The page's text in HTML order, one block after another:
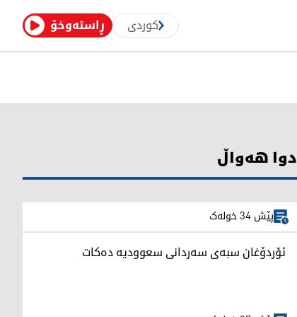
ڕاستەوخۆ کوردی
دوا هەواڵ
پێش 34 خولەک
ئۆردۆغان سبەی سەردانی سعوودیە دەکات